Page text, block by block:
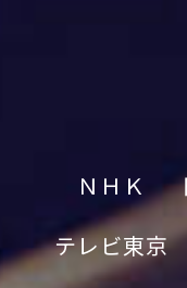
ＮＨＫ
テレビ東京